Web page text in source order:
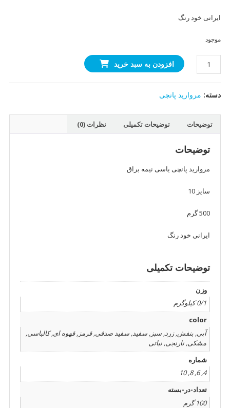
ایرانی خود رنگ
موجود
مروارید
پانچی
یاسی
سایز
گرمی)
افزودن به سبد خرید
دسته: مروارید پانچی
توضیحات توضیحات تکمیلی نظرات (0)
توضیحات
مروارید پانچی یاسی نیمه براق
سایز 10
500 گرم
ایرانی خود رنگ
توضیحات تکمیلی
وزن
0/1 کیلوگرم
color
آبی, بنفش, زرد, سبز, سفید, سفید صدفی, قرمز, قهوه ای, کالباسی,
مشکی, نارنجی, نباتی
شماره
4, 6, 8, 10
تعداد-در-بسته
100 گرم